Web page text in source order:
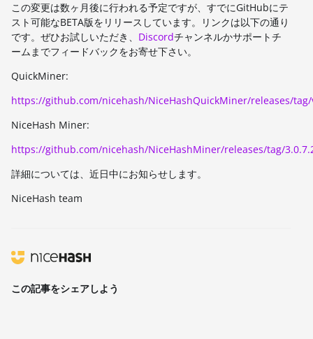
この変更は数ヶ月後に行われる予定ですが、すでにGitHubにテ
スト可能なBETA版をリリースしています。リンクは以下の通り
です。ぜひお試しいただき、 Discordチャンネルかサポートチ
ームまでフィードバックをお寄せ下さい。
QuickMiner:
https://github.com/nicehash/NiceHashQuickMiner/releases/tag/
NiceHash Miner:
https://github.com/nicehash/NiceHashMiner/releases/tag/
詳細については、近日中にお知らせします。
NiceHash team
この記事をシェアしよう